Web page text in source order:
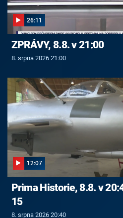
26:11
ZPRÁVY, 8.8. v 21:00
8. srpna 2026 21:00
12:07
Prima Historie, 8.8. v
15
8. srpna 2026 20:40